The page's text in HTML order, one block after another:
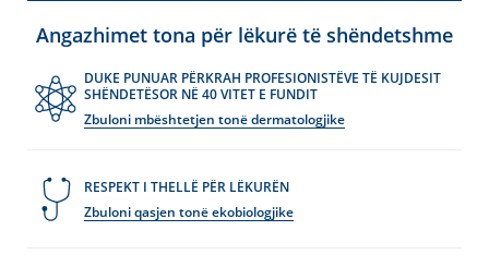
Angazhimet tona për lëkurë të shëndetshme
DUKE PUNUAR PËRKRAH PROFESIONISTËVE TË KUJDESIT
SHËNDETËSOR NË 40 VITET E FUNDIT
Zbuloni mbështetjen tonë dermatologjike
RESPEKT I THELLË PËR LËKURËN
Zbuloni qasjen tonë ekobiologjike